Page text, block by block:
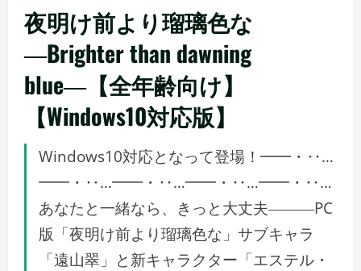
夜明け前より瑠璃色な
―Brighter than dawning
blue―【全年齢向け】
【Windows10対応版】
Windows10対応となって登場！━━・‥…
━━・‥…━━・‥…━━・‥…━━・‥…
あなたと一緒なら、きっと大丈夫―――PC
版「夜明け前より瑠璃色な」サブキャラ
「遠山翠」と新キャラクター「エステル・